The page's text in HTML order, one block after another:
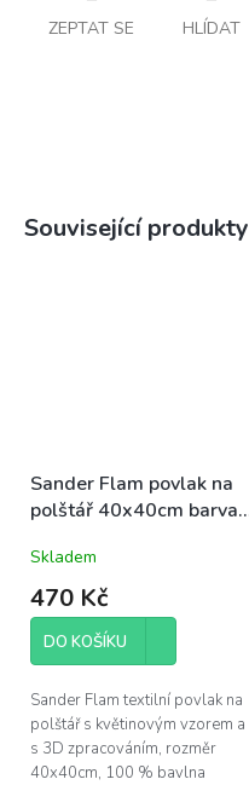
ZEPTAT SE HLÍDAT
Související produkty
Sander Flam povlak na
polštář 40x40cm barva
Skladem
470 Kč
DO KOŠÍKU
Sander Flam textilní povlak na
polštář s květinovým vzorem a
s 3D zpracováním, rozměr
40x40cm, 100 % bavlna